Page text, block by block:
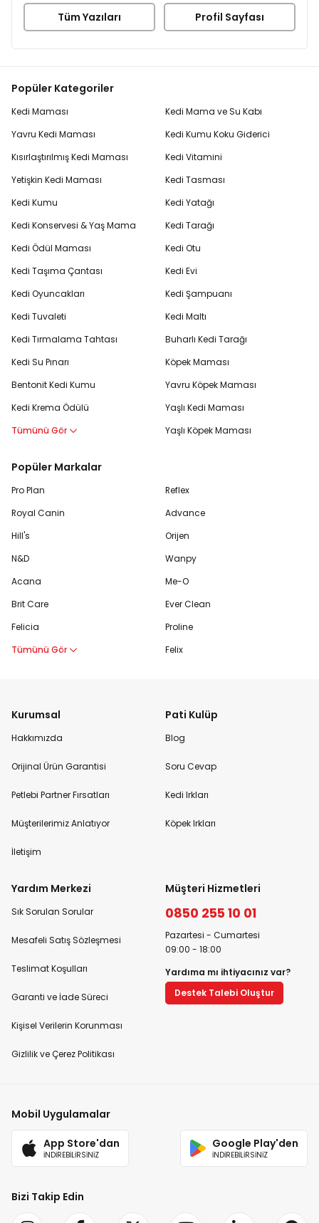
Tüm Yazıları Profil Sayfası
Popüler Kategoriler
Kedi Maması
Yavru Kedi Maması
Kısırlaştırılmış Kedi Maması
Yetişkin Kedi Maması
Kedi Kumu
Kedi Konservesi & Yaş Mama
Kedi Ödül Maması
Kedi Taşıma Çantası
Kedi Oyuncakları
Kedi Tuvaleti
Kedi Tırmalama Tahtası
Kedi Su Pınarı
Bentonit Kedi Kumu
Kedi Krema Ödülü
Tümünü Gör
Kedi Mama ve Su Kabı
Kedi Kumu Koku Giderici
Kedi Vitamini
Kedi Tasması
Kedi Yatağı
Kedi Tarağı
Kedi Otu
Kedi Evi
Kedi Şampuanı
Kedi Maltı
Buharlı Kedi Tarağı
Köpek Maması
Yavru Köpek Maması
Yaşlı Kedi Maması
Yaşlı Köpek Maması
Popüler Markalar
Pro Plan
Royal Canin
Hill's
N&D
Acana
Brit Care
Felicia
Tümünü Gör
Reflex
Advance
Orijen
Wanpy
Me-O
Ever Clean
Proline
Felix
Kurumsal
Hakkımızda
Orijinal Ürün Garantisi
Petlebi Partner Fırsatları
Müşterilerimiz Anlatıyor
İletişim
Pati Kulüp
Blog
Soru Cevap
Kedi Irkları
Köpek Irkları
Yardım Merkezi
Sık Sorulan Sorular
Mesafeli Satış Sözleşmesi
Teslimat Koşulları
Garanti ve İade Süreci
Kişisel Verilerin Korunması
Gizlilik ve Çerez Politikası
Müşteri Hizmetleri
0850 255 10 01
Pazartesi - Cumartesi
09:00 - 18:00
Yardıma mı ihtiyacınız var?
Destek Talebi Oluştur
Mobil Uygulamalar
App Store'dan
İNDİREBİLİRSİNİZ
Google Play'den
İNDİREBİLİRSİNİZ
Bizi Takip Edin